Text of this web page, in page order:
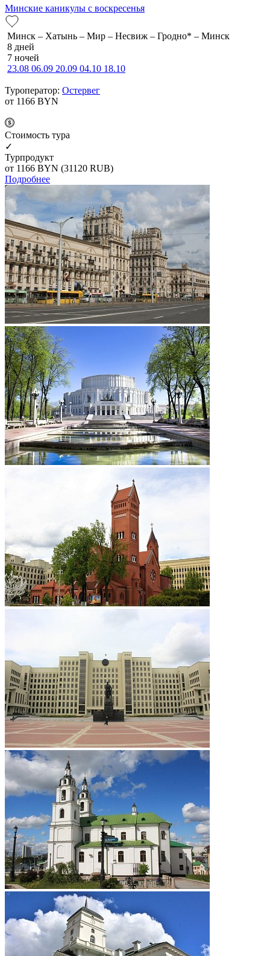
Минские каникулы с воскресенья
Минск – Хатынь – Мир – Несвиж – Гродно* – Минск
8 дней
7 ночей
23.08 06.09 20.09 04.10 18.10
Туроператор: Остервег
от 1166 BYN
Cтоимость тура
✓
Турпродукт
от 1166 BYN (31120 RUB)
Подробнее